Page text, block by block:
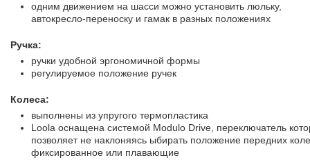
одним движением на шасси можно установить люльку,
автокресло-переноску и гамак в разных положениях
Ручка:
ручки удобной эргономичной формы
регулируемое положение ручек
Колеса:
выполнены из упругого термопластика
Loola оснащена системой Modulo Drive, переключатель
позволяет не наклоняясь ыбирать положение передних
фиксированное или плавающие